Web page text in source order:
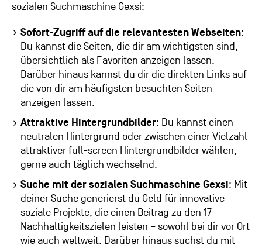
sozialen Suchmaschine Gexsi:
Sofort-Zugriff auf die relevantesten Webseiten:
Du kannst die Seiten, die dir am wichtigsten sind,
übersichtlich als Favoriten anzeigen lassen.
Darüber hinaus kannst du dir die direkten Links auf
die von dir am häufigsten besuchten Seiten
anzeigen lassen.
Attraktive Hintergrundbilder: Du kannst einen
neutralen Hintergrund oder zwischen einer Vielzahl
attraktiver full-screen Hintergrundbilder wählen,
gerne auch täglich wechselnd.
Suche mit der sozialen Suchmaschine Gexsi: Mit
deiner Suche generierst du Geld für innovative
soziale Projekte, die einen Beitrag zu den 17
Nachhaltigkeitszielen leisten – sowohl bei dir vor Ort
wie auch weltweit. Darüber hinaus suchst du mit